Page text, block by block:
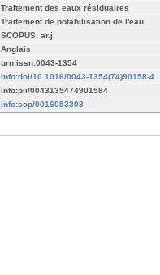
Traitement des eaux résiduaires
Traitement de potabilisation de l'eau
SCOPUS: ar.j
Anglais
urn:issn:0043-1354
info:doi/10.1016/0043-1354(74)90158-4
info:pii/0043135474901584
info:scp/0016053308